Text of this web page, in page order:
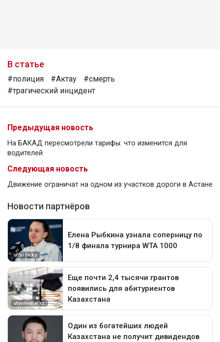
В статье
#полиция #Актау
#смерть
#трагический инцидент
Предыдущая новость
На БАКАД пересмотрели тарифы: что изменится для
водителей
Следующая новость
Движение ограничат на одном из участков дороги в Астане